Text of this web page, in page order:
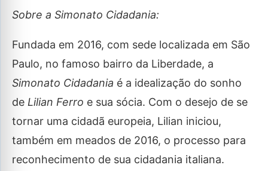
Sobre a Simonato Cidadania:
Fundada em 2016, com sede localizada em São
Paulo, no famoso bairro da Liberdade, a
Simonato Cidadania é a idealização do sonho
de Lilian Ferro e sua sócia. Com o desejo de se
tornar uma cidadã europeia, Lilian iniciou,
também em meados de 2016, o processo para
reconhecimento de sua cidadania italiana.